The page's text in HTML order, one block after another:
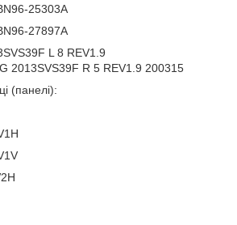
25303A
27897A
L 8 REV1.9
2013SVS39F R 5 REV1.9 200315
(панелі):